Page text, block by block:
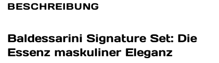
BESCHREIBUNG
Baldessarini Signature Set: Die
Essenz maskuliner Eleganz